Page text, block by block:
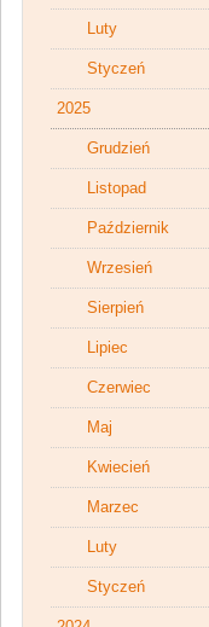
Luty
Styczeń
2025
Grudzień
Listopad
Październik
Wrzesień
Sierpień
Lipiec
Czerwiec
Maj
Kwiecień
Marzec
Luty
Styczeń